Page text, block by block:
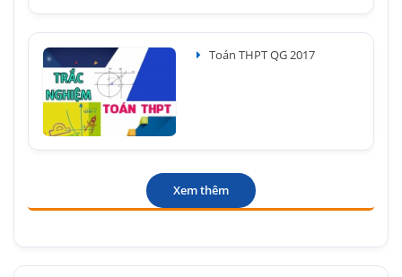
Toán THPT QG 2017
Xem thêm